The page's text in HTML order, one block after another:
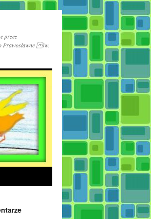
przez
Prawosławne św.